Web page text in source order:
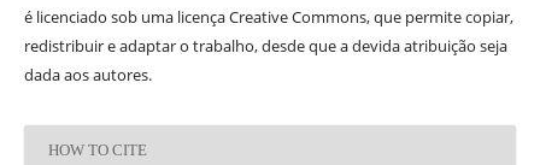
é licenciado sob uma licença Creative Commons, que permite copiar,
redistribuir e adaptar o trabalho, desde que a devida atribuição seja
dada aos autores.
HOW TO CITE